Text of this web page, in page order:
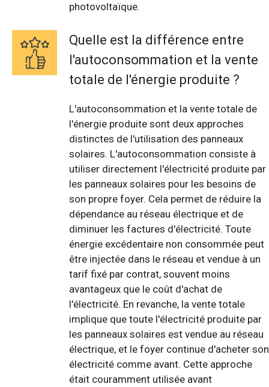
photovoltaïque.
Quelle est la différence entre
l'autoconsommation et la vente
totale de l'énergie produite ?
L'autoconsommation et la vente totale de
l'énergie produite sont deux approches
distinctes de l'utilisation des panneaux
solaires. L'autoconsommation consiste à
utiliser directement l'électricité produite par
les panneaux solaires pour les besoins de
son propre foyer. Cela permet de réduire la
dépendance au réseau électrique et de
diminuer les factures d'électricité. Toute
énergie excédentaire non consommée peut
être injectée dans le réseau et vendue à un
tarif fixé par contrat, souvent moins
avantageux que le coût d'achat de
l'électricité. En revanche, la vente totale
implique que toute l'électricité produite par
les panneaux solaires est vendue au réseau
électrique, et le foyer continue d'acheter son
électricité comme avant. Cette approche
était couramment utilisée avant